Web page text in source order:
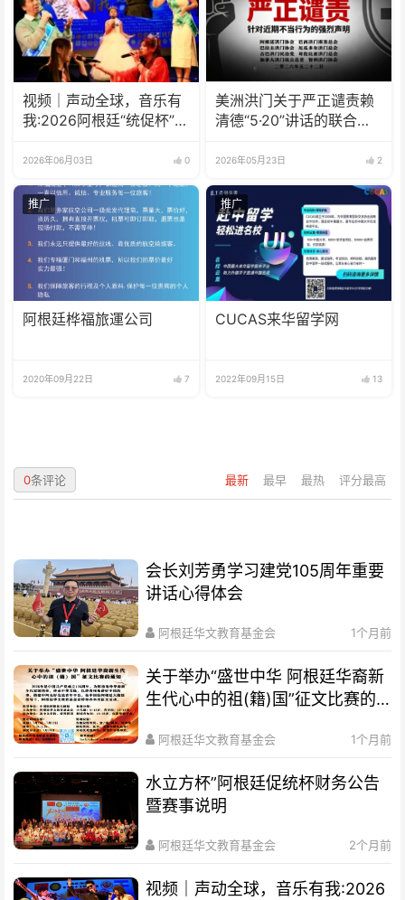
视频｜声动全球，音乐有
我:2026阿根廷“统促杯”水
圆满落幕
2026年06月03日 0
美洲洪门关于严正谴责赖
清德“5·20”讲话的联合声
2026年05月23日 2
推广
阿根廷桦福旅運公司
2020年09月22日 7
推广
CUCAS来华留学网
2022年09月15日 13
最新 最早 最热 评分最高
0条评论
会长刘芳勇学习建党105周年重要
讲话心得体会
阿根廷华文教育基金会 1个月前
关于举办“盛世中华 阿根廷华裔新
生代心中的祖(籍)国”征文比赛的
阿根廷华文教育基金会 1个月前
水立方杯”阿根廷促统杯财务公告
暨赛事说明
阿根廷华文教育基金会 2个月前
视频｜声动全球，音乐有我:2026